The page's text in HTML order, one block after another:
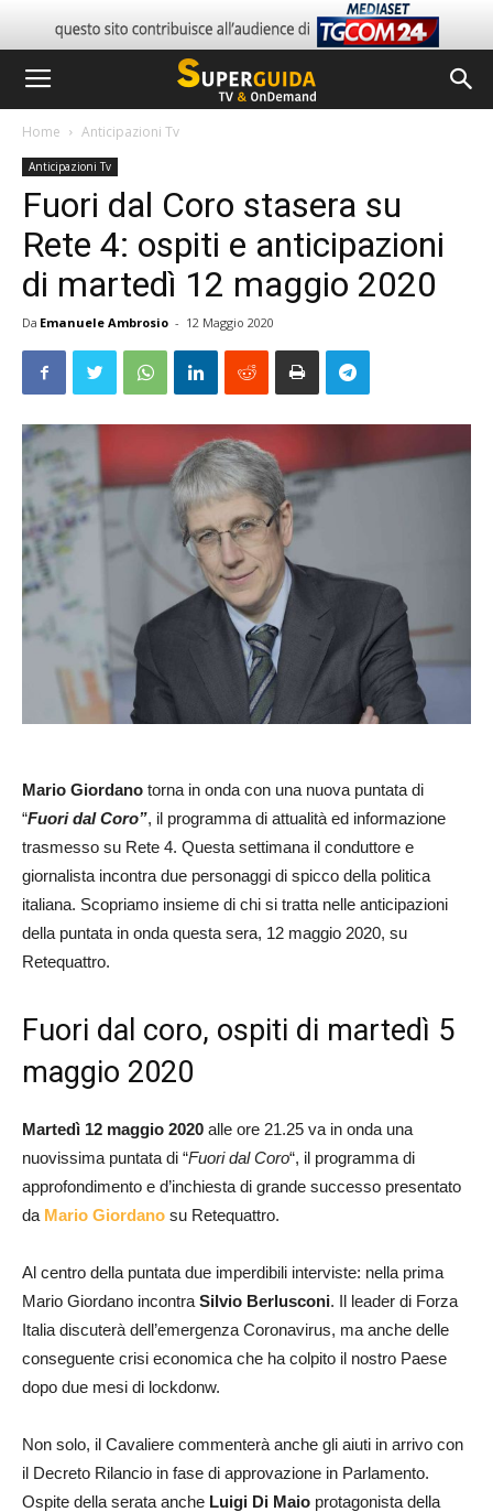
Home Anticipazioni Tv
Anticipazioni Tv
Fuori dal Coro stasera su
Rete 4: ospiti e anticipazioni
di martedì 12 maggio 2020
Da Emanuele Ambrosio - 12 Maggio 2020
Mario Giordano torna in onda con una nuova puntata di
“Fuori dal Coro”, il programma di attualità ed informazione
trasmesso su Rete 4. Questa settimana il conduttore e
giornalista incontra due personaggi di spicco della politica
italiana. Scopriamo insieme di chi si tratta nelle anticipazioni
della puntata in onda questa sera, 12 maggio 2020, su
Retequattro.
Fuori dal coro, ospiti di martedì 5
maggio 2020
Martedì 12 maggio 2020 alle ore 21.25 va in onda una
nuovissima puntata di “Fuori dal Coro“, il programma di
approfondimento e d’inchiesta di grande successo presentato
da Mario Giordano su Retequattro.
Al centro della puntata due imperdibili interviste: nella prima
Mario Giordano incontra Silvio Berlusconi. Il leader di Forza
Italia discuterà dell’emergenza Coronavirus, ma anche delle
conseguente crisi economica che ha colpito il nostro Paese
dopo due mesi di lockdonw.
Non solo, il Cavaliere commenterà anche gli aiuti in arrivo con
il Decreto Rilancio in fase di approvazione in Parlamento.
Ospite della serata anche Luigi Di Maio protagonista della